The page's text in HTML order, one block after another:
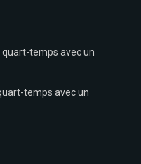
quart-temps avec un
temps avec un